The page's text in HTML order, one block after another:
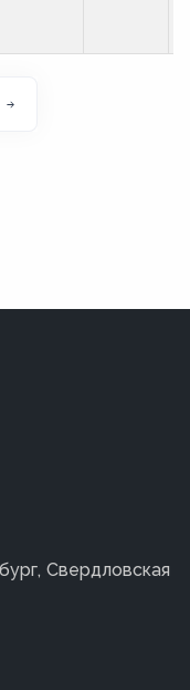
Свердловская